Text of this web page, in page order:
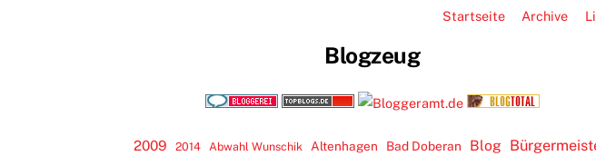
Startseite Archive
Blogzeug
2009 2014 Abwahl Wunschik Altenhagen Bad Doberan Blog